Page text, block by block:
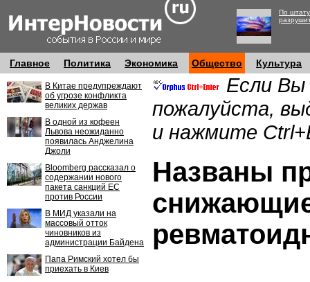
По
Главное Политика Экономика Общество Культура
В Китае предупреждают
об угрозе конфликта
великих держав
В одной из кофеен
Львова неожиданно
появилась Анджелина
Джоли
Bloomberg рассказал о
содержании нового
пакета санкций ЕС
против России
В МИД указали на
массовый отток
чиновников из
администрации Байдена
Папа Римский хотел бы
приехать в Киев
Если Вы
пожалуйста,
и нажмите
Названы